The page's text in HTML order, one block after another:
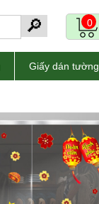
🔎 0
Giấy dán tường